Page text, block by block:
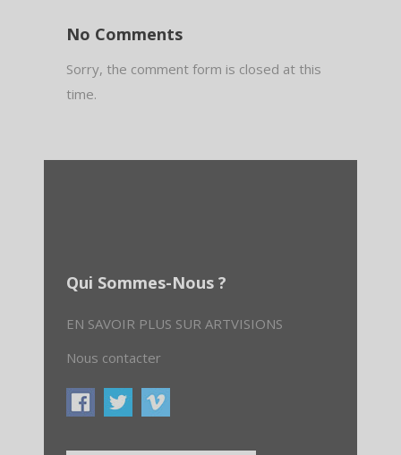
No Comments
Sorry, the comment form is closed at this
time.
Qui Sommes-Nous ?
EN SAVOIR PLUS SUR ARTVISIONS
Nous contacter